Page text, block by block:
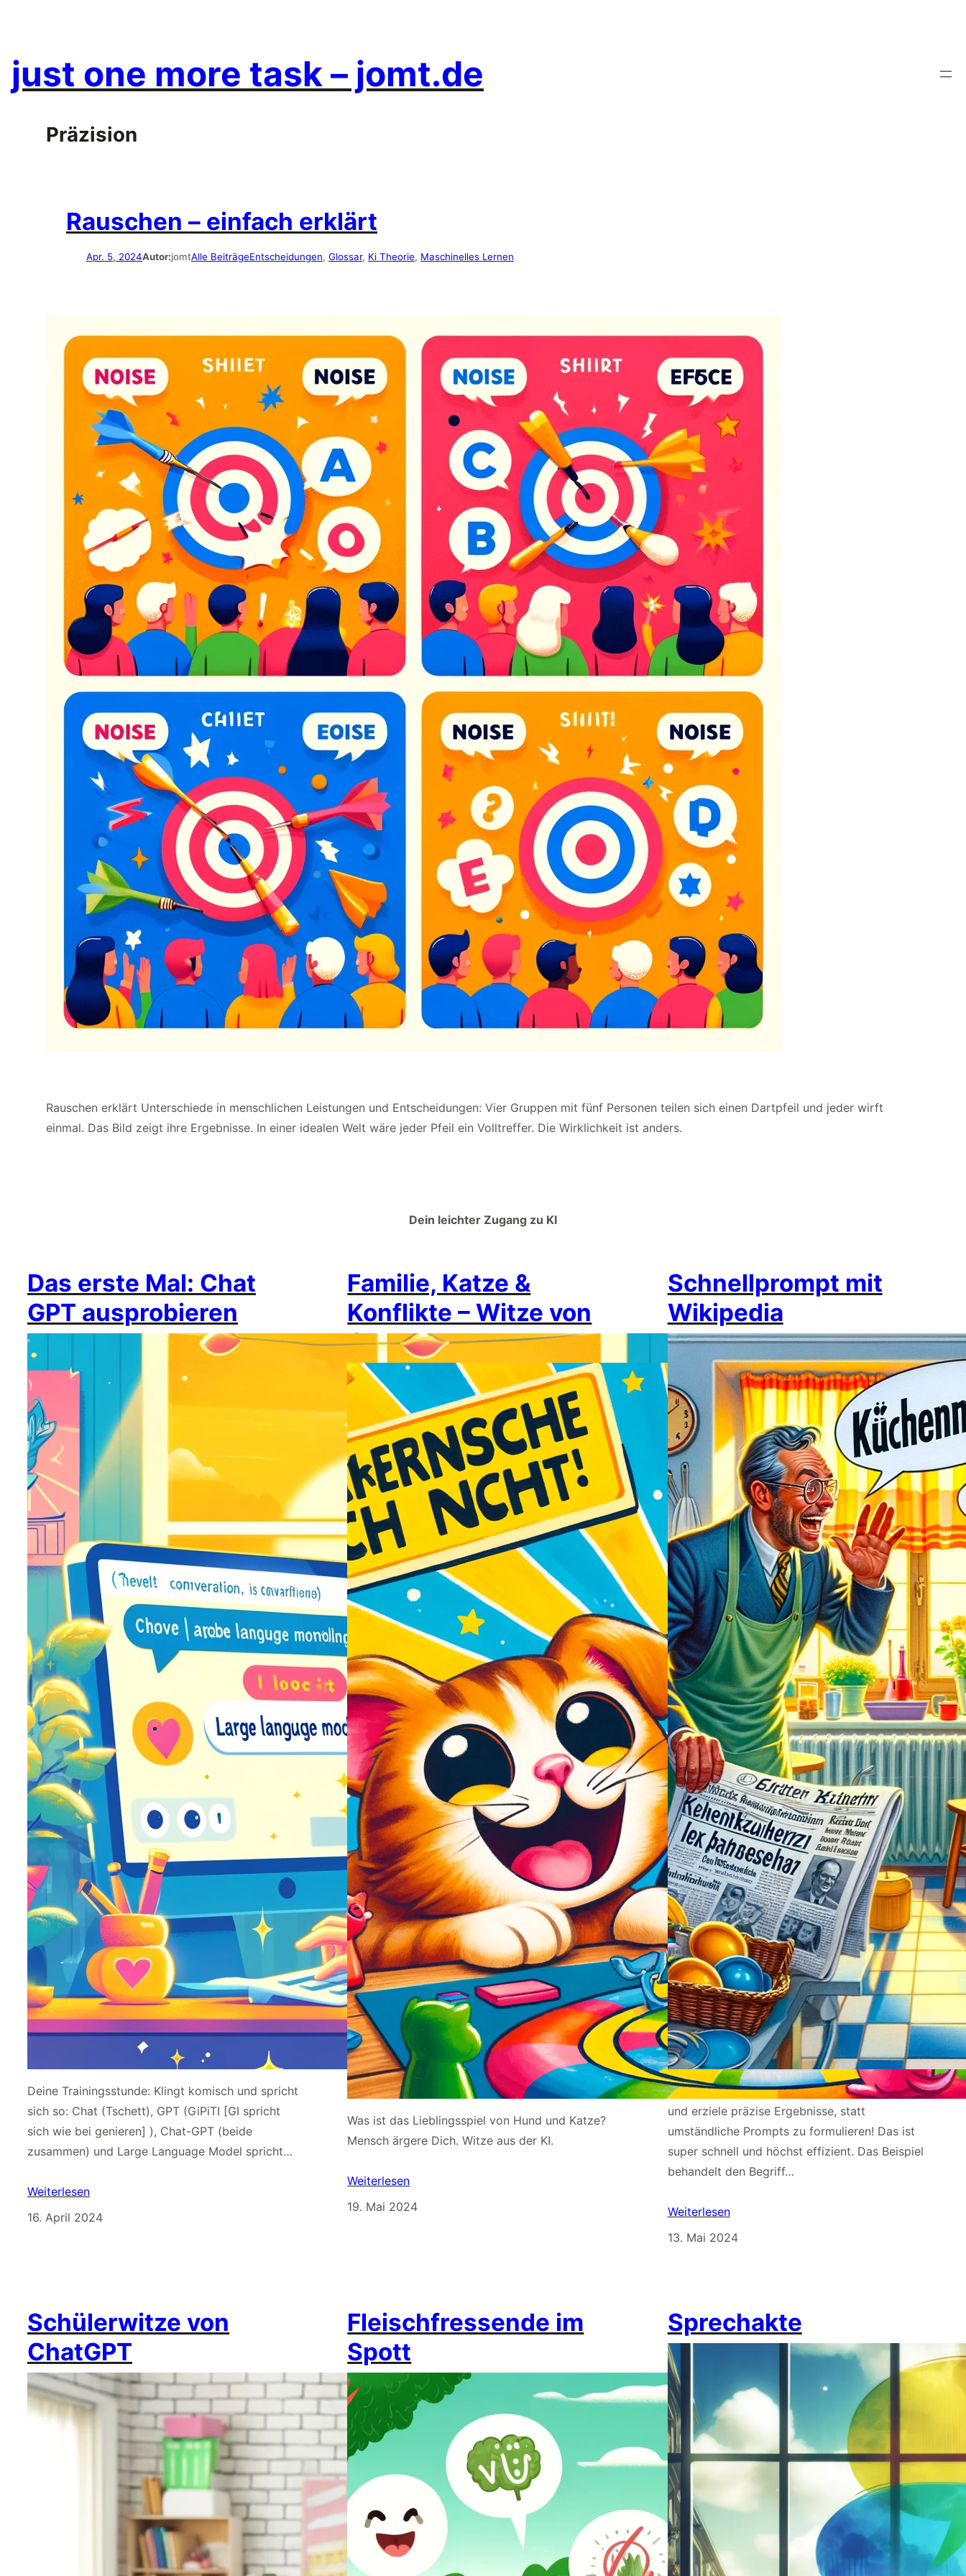
just one more task – jomt.de
Präzision
Rauschen – einfach erklärt
Apr. 5, 2024Autor:jomtAlle BeiträgeEntscheidungen, Glossar, Ki Theorie, Maschinelles Lernen
Rauschen erklärt Unterschiede in menschlichen Leistungen und Entscheidungen: Vier Gruppen mit fünf Personen teilen sich einen Dartpfeil und jeder wirft
einmal. Das Bild zeigt ihre Ergebnisse. In einer idealen Welt wäre jeder Pfeil ein Volltreffer. Die Wirklichkeit ist anders.
Dein leichter Zugang zu KI
Das erste Mal: Chat
GPT ausprobieren
Deine Trainingsstunde: Klingt komisch und spricht
sich so: Chat (Tschett), GPT (GiPiTI [GI spricht
sich wie bei genieren] ), Chat-GPT (beide
zusammen) und Large Language Model spricht…
Weiterlesen
16. April 2024
Familie, Katze &
Konflikte – Witze von
Chatgpt
Was ist das Lieblingsspiel von Hund und Katze?
Mensch ärgere Dich. Witze aus der KI.
Weiterlesen
19. Mai 2024
Schnellprompt mit
Wikipedia
Mit klaren Wikipedia-Definitionen spare ich Zeit
und erziele präzise Ergebnisse, statt
umständliche Prompts zu formulieren! Das ist
super schnell und höchst effizient. Das Beispiel
behandelt den Begriff…
Weiterlesen
13. Mai 2024
Schülerwitze von
ChatGPT
Fleischfressende im
Spott
Sprechakte